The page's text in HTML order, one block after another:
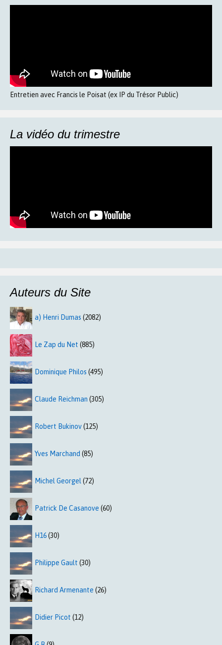
Entretien avec Francis le Poisat (ex IP du Trésor Public)
La vidéo du trimestre
Auteurs du Site
a) Henri Dumas (2082)
Le Zap du Net (885)
Dominique Philos (495)
Claude Reichman (305)
Robert Bukinov(125)
Yves Marchand (85)
Michel Georgel (72)
Patrick De Casanove (60)
H16(30)
Philippe Gault (30)
Richard Armenante (26)
Didier Picot (12)